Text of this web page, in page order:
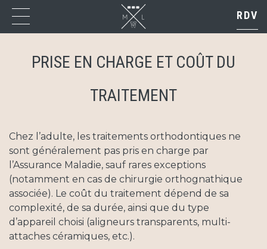
Skip
content
RDV
Cabinet
Orthodontie
Сonseils
PRISE EN CHARGE ET COÛT DU
TRAITEMENT
Chez l’adulte, les traitements orthodontiques ne
sont généralement pas pris en charge par
l’Assurance Maladie, sauf rares exceptions
(notamment en cas de chirurgie orthognathique
associée). Le coût du traitement dépend de sa
complexité, de sa durée, ainsi que du type
d’appareil choisi (aligneurs transparents, multi-
attaches céramiques, etc.).